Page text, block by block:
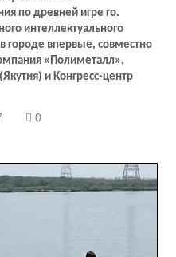
по древней игре го.
интеллектуального
городе впервые, совместно
«Полиметалл»,
и Конгресс-центр
0